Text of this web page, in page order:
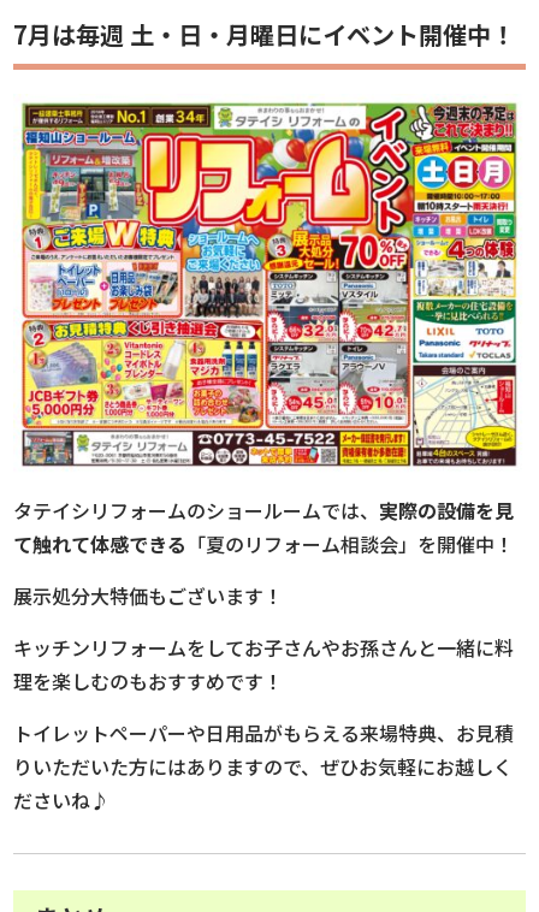
7月は毎週 土・日・月曜日にイベント開催中！
タテイシリフォームのショールームでは、 実際の設備を見
て触れて体感できる 「夏のリフォーム相談会」を開催中！
展示処分大特価もございます！
キッチンリフォームをしてお子さんやお孫さんと一緒に料
理を楽しむのもおすすめです！
トイレットペーパーや日用品がもらえる来場特典、お見積
りいただいた方にはありますので、ぜひお気軽にお越しく
ださいね♪